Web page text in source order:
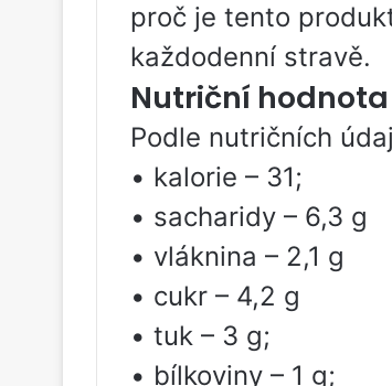
proč je tento
každodenní stravě.
Nutriční hodnota
Podle nutričních
• kalorie – 31;
• sacharidy – 6,3 g
• vláknina – 2,1 g
• cukr – 4,2 g
• tuk – 3 g;
• bílkoviny – 1 g;